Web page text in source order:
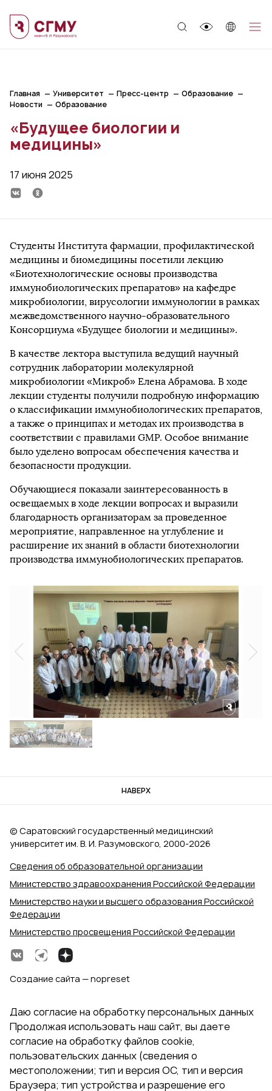
Главная Университет Пресс-центр
Образование
Новости
Образование
«Будущее биологии и
медицины»
17 июня 2025
Студенты Института фармации, профилактической
медицины и биомедицины посетили лекцию
«Биотехнологические основы производства
иммунобиологических препаратов» на кафедре
микробиологии, вирусологии иммунологии в рамках
межведомственного научно-образовательного
Консорциума «Будущее биологии и медицины».
В качестве лектора выступила ведущий научный
сотрудник лаборатории молекулярной
микробиологии «Микроб» Елена Абрамова. В ходе
лекции студенты получили подробную информацию
о классификации иммунобиологических препаратов,
а также о принципах и методах их производства в
соответствии с правилами GMP. Особое внимание
было уделено вопросам обеспечения качества и
безопасности продукции.
Обучающиеся показали заинтересованность в
освещаемых в ходе лекции вопросах и выразили
благодарность организаторам за проведенное
мероприятие, направленное на углубление и
расширение их знаний в области биотехнологии
производства иммунобиологических препаратов.
НАВЕРХ
Сведения об образовательной организации
Министерство здравоохранения Российской Федерации
Министерство науки и высшего образования Российской
Федерации
Министерство просвещения Российской Федерации
© Саратовский государственный медицинский
университет им. В. И. Разумовского, 2000‑2026
Создание сайта — nopreset
Даю согласие на обработку персональных данных
Продолжая использовать наш сайт, вы даете
согласие на обработку файлов cookie,
пользовательских данных (сведения о
местоположении; тип и версия ОС, тип и версия
Браузера; тип устройства и разрешение его